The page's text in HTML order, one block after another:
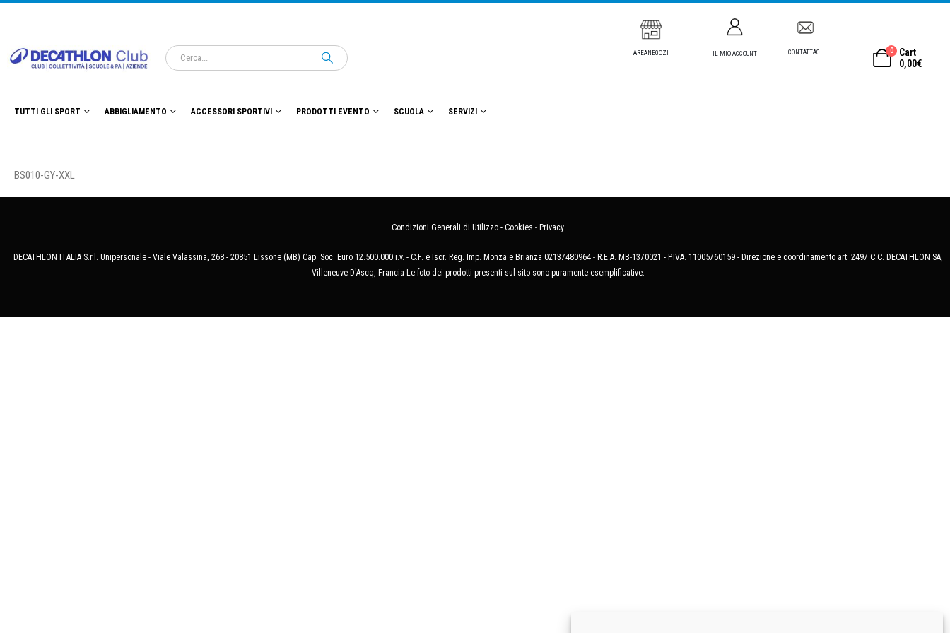
AREANEGOZI IL MIO ACCOUNT CONTATTACI 0
Cart
0,00€
TUTTI GLI SPORT ABBIGLIAMENTO ACCESSORI SPORTIVI PRODOTTI EVENTO SCUOLA SERVIZI
BS010-GY-XXL
Condizioni Generali di Utilizzo - Cookies - Privacy
DECATHLON ITALIA S.r.l. Unipersonale - Viale Valassina, 268 - 20851 Lissone (MB) Cap. Soc. Euro 12.500.000 i.v. - C.F. e Iscr. Reg. Imp. Monza e Brianza 02137480964 - R.E.A. MB-1370021 - P.IVA. 11005760159 - Direzione e coordinamento art. 2497 C.C. DECATHLON SA,
Villeneuve D'Ascq, Francia Le foto dei prodotti presenti sul sito sono puramente esemplificative.